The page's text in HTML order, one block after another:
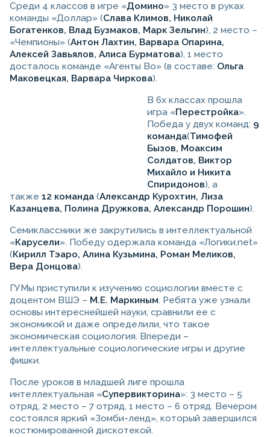
Среди 4 классов в игре «Домино» 3 место в руках
команды «Доллар» (Слава Климов, Николай
Богатенков, Влад Бузмаков, Марк Зельгин), 2 место –
«Чемпионы» (Антон Лахтин, Варвара Опарина,
Алексей Завьялов, Алиса Бурматова), 1 место
досталось команде «Агенты Во» (в составе: Ольга
Маковецкая, Варвара Чиркова).
В 6х классах прошла
игра «Перестройка».
Победа у двух команд: 9
команда(Тимофей
Бызов, Моаксим
Солдатов, Виктор
Михайло и Никита
Спиридонов), а
также 12 команда (Александр Курохтин, Лиза
Казанцева, Полина Дружкова, Александр Порошин).
Семиклассники же закрутились в интеллектуальной
«Карусели». Победу одержала команда «Логики.net»
(Кирилл Тэаро, Алина Кузьмина, Роман Меликов,
Вера Донцова).
ГУМы приступили к изучению социологии вместе с
доцентом ВШЭ – М.Е. Маркиным. Ребята уже узнали
основы интереснейшей науки, сравнили ее с
экономикой и даже определили, что такое
экономическая социология. Впереди –
интеллектуальные социологические игры и другие
фишки.
После уроков в младшей лиге прошла
интеллектуальная «Супервикторина»: 3 место – 5
отряд, 2 место – 7 отряд, 1 место – 6 отряд. Вечером
состоялся яркий «Зомби-ленд», который завершился
костюмированной дискотекой.